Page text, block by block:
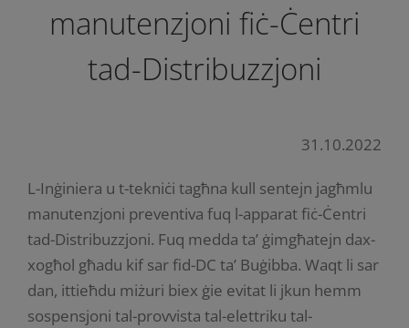
manutenzjoni fiċ-Ċentri
tad-Distribuzzjoni
31.10.2022
L-Inġiniera u t-tekniċi tagħna kull sentejn jagħmlu
manutenzjoni preventiva fuq l-apparat fiċ-Ċentri
tad-Distribuzzjoni. Fuq medda ta’ ġimgħatejn dax-
xogħol għadu kif sar fid-DC ta’ Buġibba. Waqt li sar
dan, ittieħdu miżuri biex ġie evitat li jkun hemm
sospensjoni tal-provvista tal-elettriku tal-